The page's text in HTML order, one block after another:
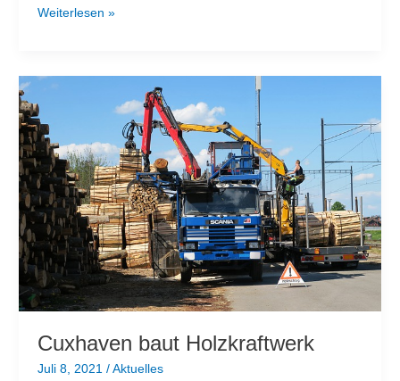
In
die
Strompreise
explodieren
Weiterlesen »
Cuxhaven baut Holzkraftwerk
Juli 8, 2021 / Aktuelles